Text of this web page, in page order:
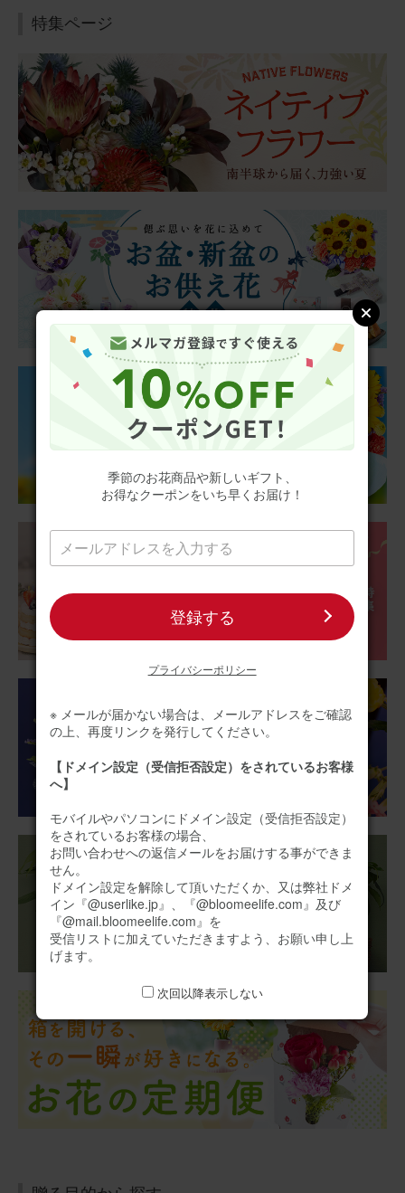
素敵な！
ました。 温度差のない玄関に置いていますが、とても長持
ち！ サイズ感も良かったです。 玄関に行くたびに眺めて
います♪
アレンジメント(ピンク) Sサイズ
aipon211
40代
用途：
自宅用
期待通りでした
クリスマスからお正月にかけて長く楽しみたいと思い赤い
お花の鉢植えにしましたが、期待通りどちらのイベントに
も合い、1月4日現在も綺麗に咲いています。お花があるだ
けで華やかな雰囲気になるので毎年購入したいです。
アレンジメント(赤) Sサイズ
ブルーミーユーザーさん
50代
華やか〜
気分上がります
アレンジメント(カラフル) Sサイズ
いち 30代
可愛らしいサイズです
愛犬のお供えに購入しましたが、可愛らしくサイズも仏壇
横にちょうどよかったです。
アレンジメント(黄)XSサイズ
2025/10/31
誕生日プレゼント
息子のお嫁さんにプレゼントしました。喜んでくれました
よ。赤も好きだし可愛いって言ってくれました。
アレンジメント(赤)XSサイズ Happy Birthday カード付き
特集ページ
季節のお花商品や新しいギフト、
お得なクーポンをいち早くお届け！
登録する
プライバシーポリシー
※ メールが届かない場合は、メールアドレスをご確認
の上、再度リンクを発行してください。
【ドメイン設定（受信拒否設定）をされているお客様
へ】
モバイルやパソコンにドメイン設定（受信拒否設定）
をされているお客様の場合、
お問い合わせへの返信メールをお届けする事ができま
せん。
ドメイン設定を解除して頂いただくか、又は弊社ドメ
イン『@userlike.jp』、『@bloomeelife.com』及び
『@mail.bloomeelife.com』を
受信リストに加えていただきますよう、お願い申し上
げます。
次回以降表示しない